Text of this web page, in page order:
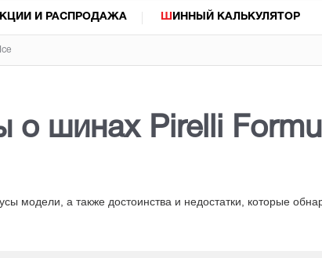
АКЦИИ И РАСПРОДАЖА ШИННЫЙ КАЛЬКУЛЯТОР
о шинах Pirelli
модели, а также достоинства и недостатки , которые